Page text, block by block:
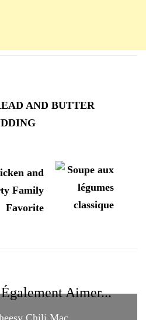
AND BUTTER
and
Family
Favorite
Aimer...
Chili Mac